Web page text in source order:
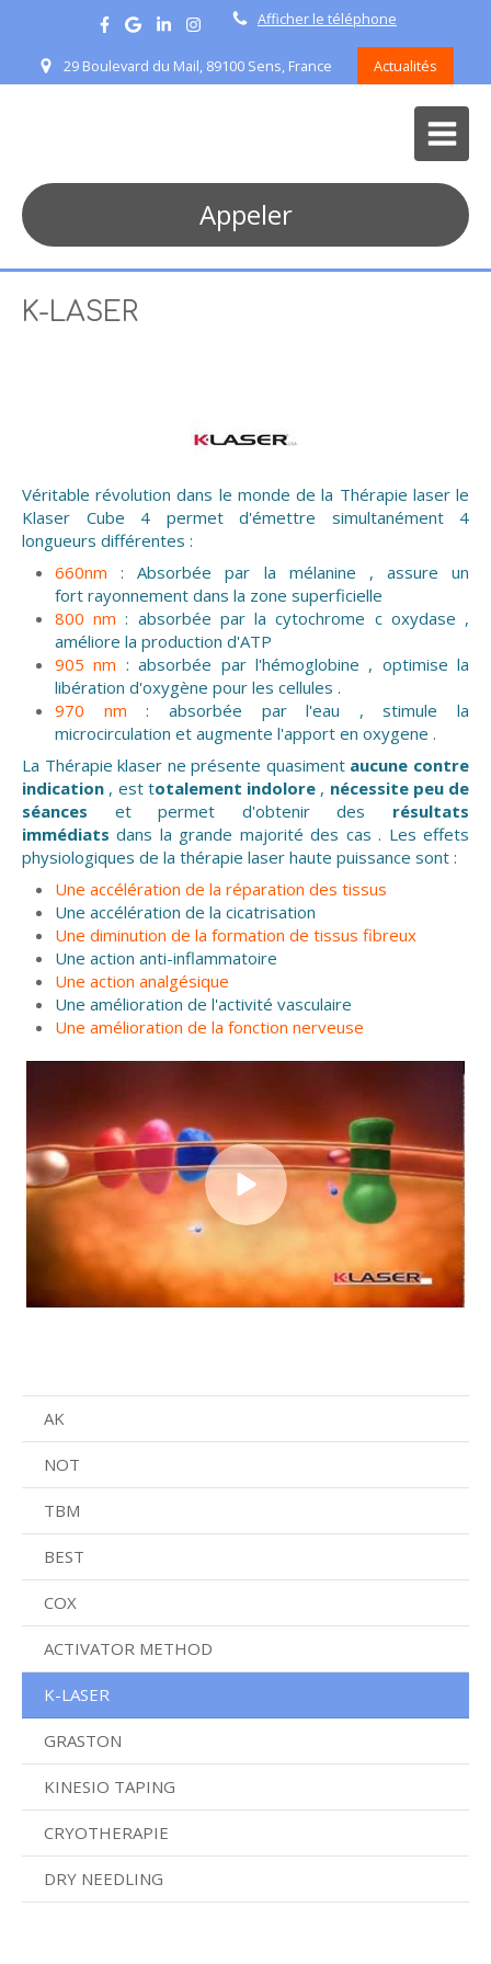
Afficher le téléphone
29 Boulevard du Mail, 89100 Sens, France Actualités
Appeler
K-LASER
Véritable révolution dans le monde de la Thérapie laser le
Klaser Cube 4 permet d'émettre simultanément 4
longueurs différentes :
660nm: Absorbée par la mélanine , assure un
fort rayonnement dans la zone superficielle
800 nm : absorbée par la cytochrome c oxydase ,
améliore la production d'ATP
905 nm : absorbée par l'hémoglobine , optimise la
libération d'oxygène pour les cellules .
970 nm : absorbée par l'eau , stimule la
microcirculation et augmente l'apport en oxygene .
La Thérapie klaser ne présente quasiment aucune contre
indication , est totalement indolore , nécessite peu de
séances et permet d'obtenir des résultats
immédiats dans la grande majorité des cas . Les effets
physiologiques de la thérapie laser haute puissance sont :
Une accélération de la réparation des tissus
Une accélération de la cicatrisation
Une diminution de la formation de tissus fibreux
Une action anti-inflammatoire
Une action analgésique
Une amélioration de l'activité vasculaire
Une amélioration de la fonction nerveuse
AK
NOT
TBM
BEST
COX
ACTIVATOR METHOD
K-LASER
GRASTON
KINESIO TAPING
CRYOTHERAPIE
DRY NEEDLING